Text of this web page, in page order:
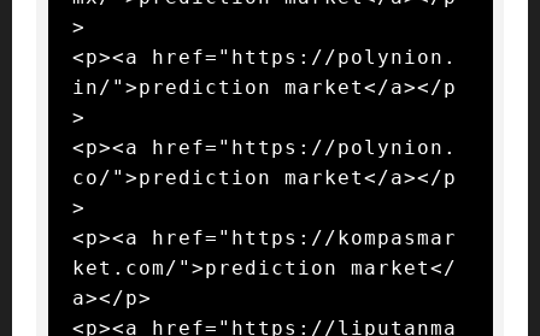
>
<p><a href="https://polynion.
in/">prediction market</a></p
>
<p><a href="https://polynion.
co/">prediction market</a></p
>
<p><a href="https://kompasmar
ket.com/">prediction market</
a></p>
<p><a href="https://liputanma